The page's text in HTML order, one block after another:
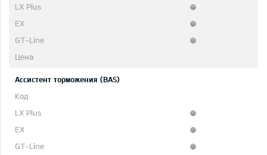
Ассистент торможения (BAS)